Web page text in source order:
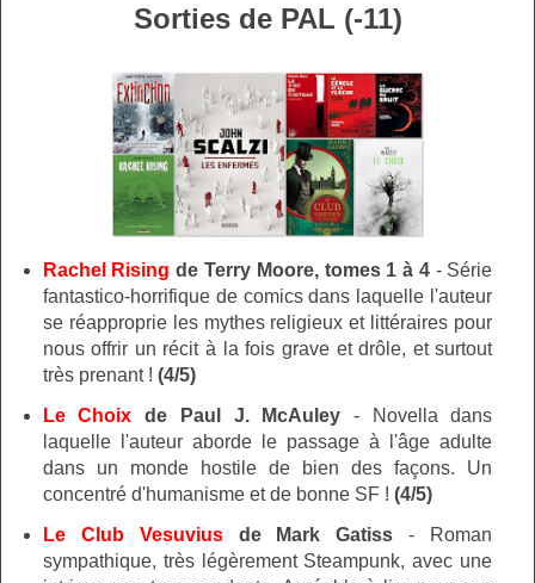
Sorties de PAL (-11)
Rachel Rising de Terry Moore, tomes 1 à 4- Série
fantastico-horrifique de comics dans laquelle l'auteur
se réapproprie les mythes religieux et littéraires pour
nous offrir un récit à la fois grave et drôle, et surtout
très prenant ! (4/5)
Le Choix de Paul J. McAuley - Novella dans
laquelle
l'auteur aborde le passage à l'âge adulte
dans un monde hostile de bien des façons. Un
concentré d'humanisme et de bonne SF ! (4/5)
Le Club Vesuviusde Mark Gatiss - Roman
sympathique, très légèrement Steampunk, avec une